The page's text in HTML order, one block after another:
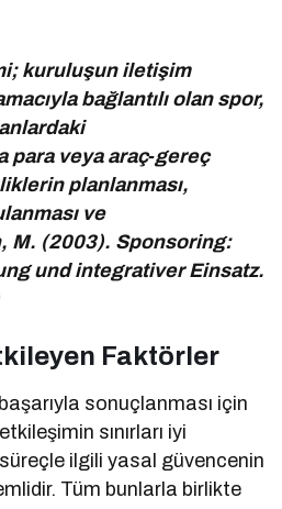
kuruluşun iletişim
bağlantılı olan spor,
veya araç‑gereç
planlanması,
ve
M. (2003). Sponsoring:
und integrativer Einsatz.
Faktörler
sonuçlanması için
sınırları iyi
ilgili yasal güvencenin
Tüm bunlarla birlikte